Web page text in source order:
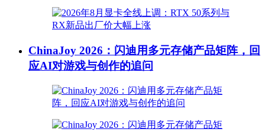
ChinaJoy 2026：闪迪用多元存储产品矩阵，回
应AI对游戏与创作的追问